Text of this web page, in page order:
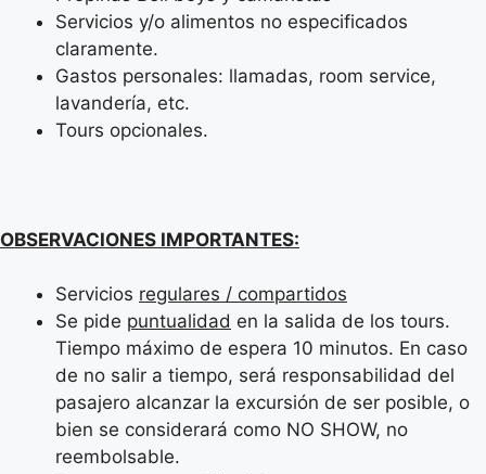
Servicios y/o alimentos no especificados
claramente.
Gastos personales: llamadas, room service,
lavandería, etc.
Tours opcionales.
OBSERVACIONES IMPORTANTES:
Servicios regulares / compartidos
Se pide puntualidad en la salida de los tours.
Tiempo máximo de espera 10 minutos. En caso
de no salir a tiempo, será responsabilidad del
pasajero alcanzar la excursión de ser posible, o
bien se considerará como NO SHOW, no
reembolsable.